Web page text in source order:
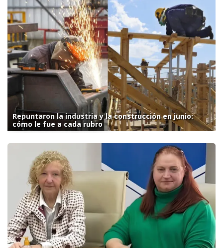
Repuntaron la industria y la construcción en junio:
cómo le fue a cada rubro